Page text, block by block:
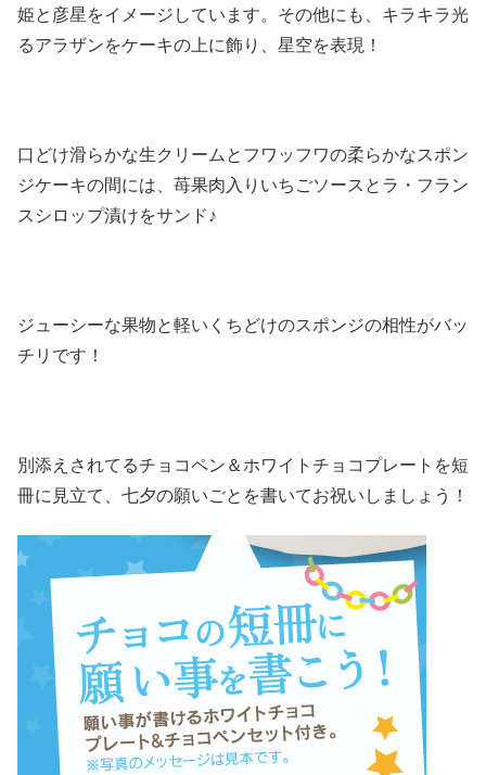
姫と彦星をイメージしています。その他にも、キラキラ光
るアラザンをケーキの上に飾り、星空を表現！
口どけ滑らかな生クリームとフワッフワの柔らかなスポン
ジケーキの間には、苺果肉入りいちごソースとラ・フラン
スシロップ漬けをサンド♪
ジューシーな果物と軽いくちどけのスポンジの相性がバッ
チリです！
別添えされてるチョコペン＆ホワイトチョコプレートを短
冊に見立て、七夕の願いごとを書いてお祝いしましょう！